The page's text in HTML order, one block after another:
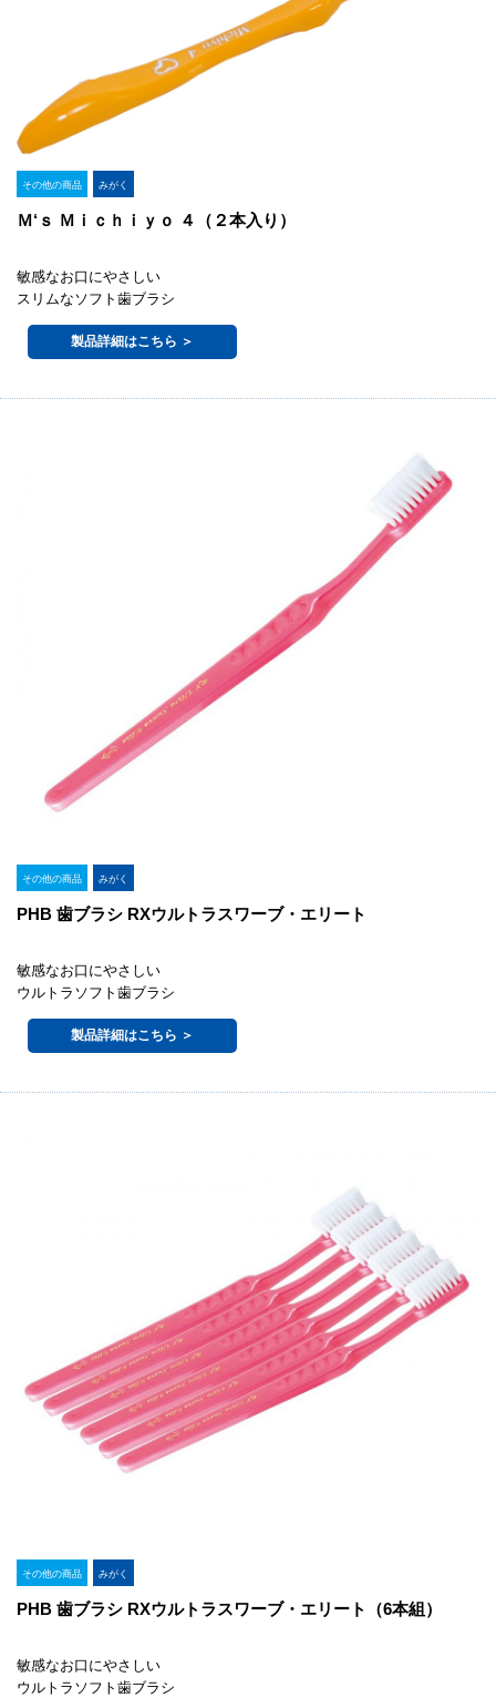
その他の商品 みがく
Ｍ‘ｓ Ｍｉｃｈｉｙｏ ４（２本入り）
敏感なお口にやさしい
スリムなソフト歯ブラシ
製品詳細はこちら ＞
その他の商品 みがく
PHB 歯ブラシ RXウルトラスワーブ・エリート
敏感なお口にやさしい
ウルトラソフト歯ブラシ
製品詳細はこちら ＞
その他の商品 みがく
PHB 歯ブラシ RXウルトラスワーブ・エリート（6本組）
敏感なお口にやさしい
ウルトラソフト歯ブラシ